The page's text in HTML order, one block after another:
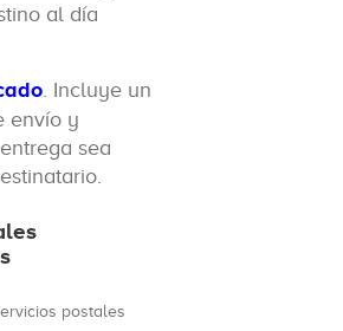
al día
. Incluye un
envío y
sea
postales